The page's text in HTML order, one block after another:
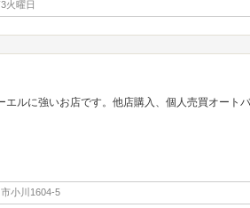
火曜日
エルに強いお店です。他店購入、個人売買オートバ
小川1604-5